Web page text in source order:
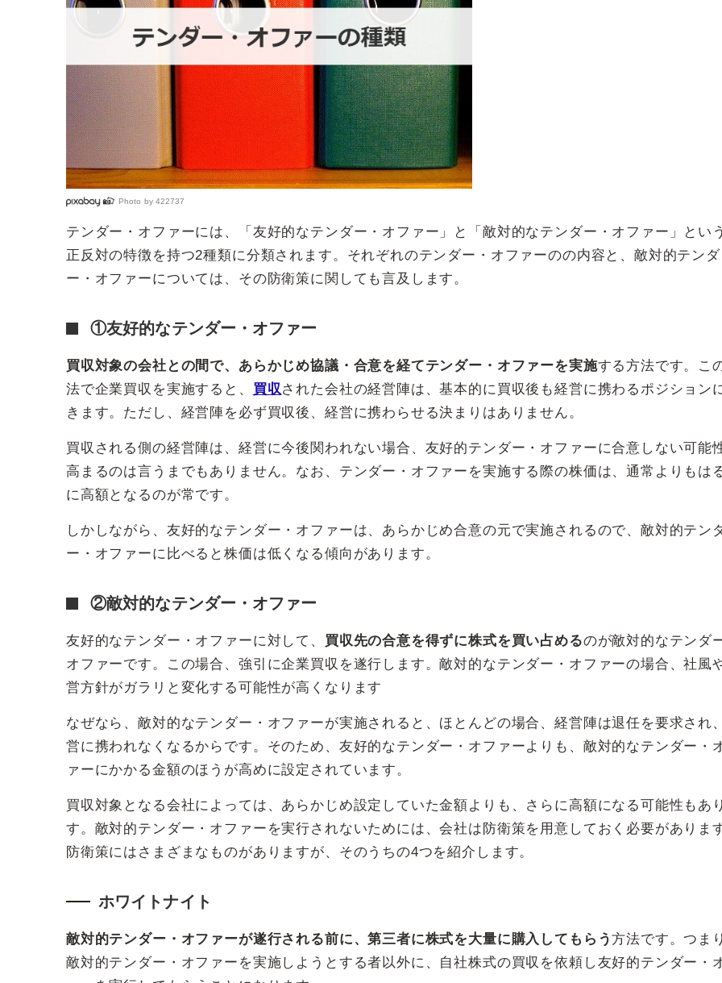
Photo by 422737
テンダー・オファーには、「友好的なテンダー・オファー」と「敵対的なテンダー・オファー」とい
正反対の特徴を持つ2種類に分類されます。それぞれのテンダー・オファーのの内容と、敵対的テンダ
ー・オファーについては、その防衛策に関しても言及します。
①友好的なテンダー・オファー
買収対象の会社との間で、あらかじめ協議・合意を経てテンダー・オファーを実施する方法です。こ
法で企業買収を実施すると、 買収 された会社の経営陣は、基本的に買収後も経営に携わるポジション
きます。ただし、経営陣を必ず買収後、経営に携わらせる決まりはありません。
買収される側の経営陣は、経営に今後関われない場合、友好的テンダー・オファーに合意しない可能
高まるのは言うまでもありません。なお、テンダー・オファーを実施する際の株価は、通常よりもは
に高額となるのが常です。
しかしながら、友好的なテンダー・オファーは、あらかじめ合意の元で実施されるので、敵対的テン
ー・オファーに比べると株価は低くなる傾向があります。
②敵対的なテンダー・オファー
友好的なテンダー・オファーに対して、 買収先の合意を得ずに株式を買い占めるのが敵対的なテンダ
オファーです。この場合、強引に企業買収を遂行します。敵対的なテンダー・オファーの場合、社風
営方針がガラリと変化する可能性が高くなります
なぜなら、敵対的なテンダー・オファーが実施されると、ほとんどの場合、経営陣は退任を要求され
営に携われなくなるからです。そのため、友好的なテンダー・オファーよりも、敵対的なテンダー・
ァーにかかる金額のほうが高めに設定されています。
買収対象となる会社によっては、あらかじめ設定していた金額よりも、さらに高額になる可能性もあ
す。敵対的テンダー・オファーを実行されないためには、会社は防衛策を用意しておく必要がありま
防衛策にはさまざまなものがありますが、そのうちの4つを紹介します。
ホワイトナイト
敵対的テンダー・オファーが遂行される前に、第三者に株式を大量に購入してもらう方法です。つま
敵対的テンダー・オファーを実施しようとする者以外に、自社株式の買収を依頼し友好的テンダー・